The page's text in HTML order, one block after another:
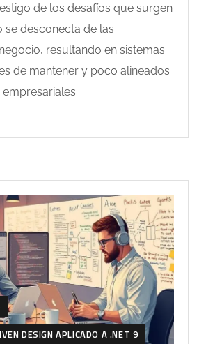
de los desafíos que surgen
desconecta de las
resultando en sistemas
de mantener y poco alineados
DESIGN APLICADO A .NET 9